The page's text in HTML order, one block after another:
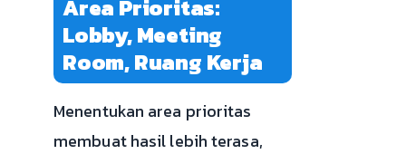
Area Prioritas:
Lobby, Meeting
Room, Ruang Kerja
Menentukan area prioritas
membuat hasil lebih terasa,